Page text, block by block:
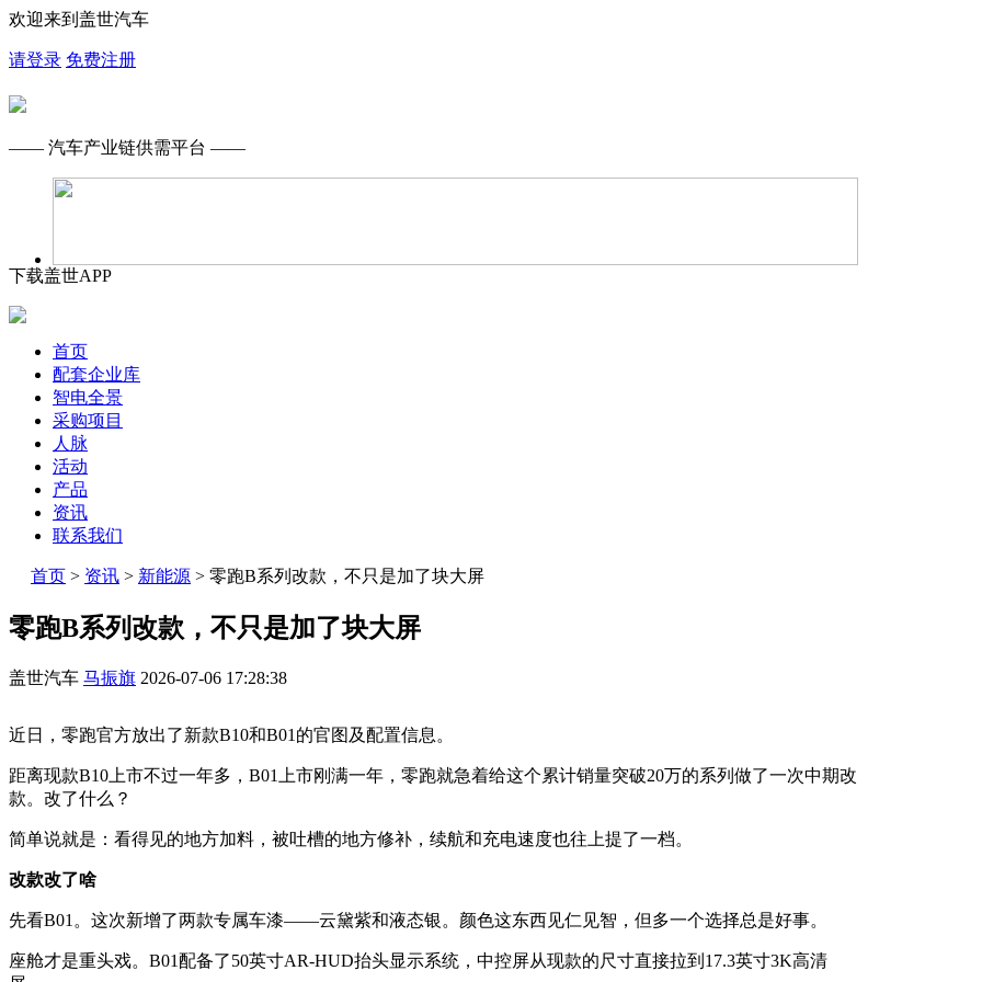
欢迎来到盖世汽车
请登录 免费注册
—— 汽车产业链供需平台 ——
下载盖世APP
首页
配套企业库
智电全景
采购项目
人脉
活动
产品
资讯
联系我们
首页 > 资讯 > 新能源 > 零跑B系列改款，不只是加了块大屏
零跑B系列改款，不只是加了块大屏
盖世汽车 马振旗 2026-07-06 17:28:38
近日，零跑官方放出了新款B10和B01的官图及配置信息。
距离现款B10上市不过一年多，B01上市刚满一年，零跑就急着给这个累计销量突破20万的系列做了一次中期改
款。改了什么？
简单说就是：看得见的地方加料，被吐槽的地方修补，续航和充电速度也往上提了一档。
改款改了啥
先看B01。这次新增了两款专属车漆——云黛紫和液态银。颜色这东西见仁见智，但多一个选择总是好事。
座舱才是重头戏。B01配备了50英寸AR-HUD抬头显示系统，中控屏从现款的尺寸直接拉到17.3英寸3K高清